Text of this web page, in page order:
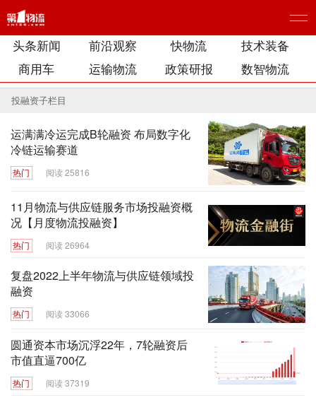
头条新闻 前沿观察 快物流
技术装备
商用车
运输物流 政策研报 数智物流
投融资子栏目
运满满冷运完成B轮融资 布局数字化
冷链运输赛道
热门 阅读 25816
11月物流与供应链服务市场投融资概
况【月度物流投融资】
热门 阅读 26964
复盘2022上半年物流与供应链领域投
融资
热门 阅读 33066
圆通资本市场沉浮22年，7轮融资后
市值直逼700亿
热门 阅读 37319